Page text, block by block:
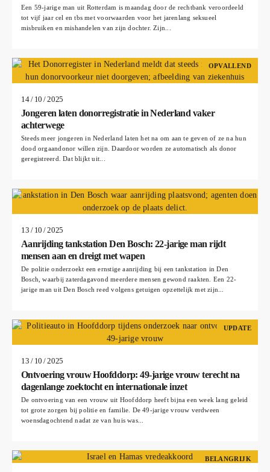
Een 59-jarige man uit Rotterdam is maandag door de rechtbank veroordeeld
tot vijf jaar cel en tbs met voorwaarden voor het jarenlang seksueel
misbruiken en mishandelen van zijn dochter. Zijn...
OPVALLEND
14 / 10 / 2025
Jongeren laten donorregistratie in Nederland vaker
achterwege
Steeds meer jongeren in Nederland laten het na om aan te geven of ze na hun
dood orgaandonor willen zijn. Daardoor worden ze automatisch als donor
geregistreerd. Dat blijkt uit...
13 / 10 / 2025
Aanrijding tankstation Den Bosch: 22-jarige man rijdt
mensen aan en dreigt met wapen
De politie onderzoekt een ernstige aanrijding bij een tankstation in Den
Bosch, waarbij zaterdagavond meerdere mensen gewond raakten. Een 22-
jarige man uit Den Bosch reed volgens getuigen opzettelijk met zijn...
UPDATE
13 / 10 / 2025
Ontvoering vrouw Hoofddorp: 49-jarige vrouw terecht na
dagenlange zoektocht en internationale inzet
De ontvoering van een vrouw uit Hoofddorp heeft bijna een week lang geleid
tot grote zorgen bij politie en familie. De 49-jarige vrouw verdween
woensdagochtend nadat ze van huis was...
BELANGRIJK